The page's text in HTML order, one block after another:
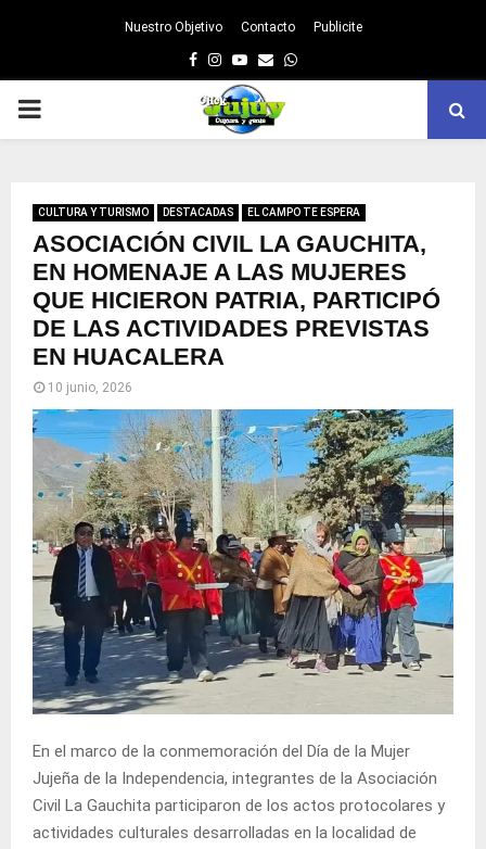
Nuestro Objetivo Contacto Publicite
Facebook
Instagram
Youtube
EmailWhatsapp
PRIMARY
CULTURA Y TURISMO DESTACADAS EL CAMPO TE ESPERA
ASOCIACIÓN CIVIL LA GAUCHITA,
EN HOMENAJE A LAS MUJERES
QUE HICIERON PATRIA, PARTICIPÓ
DE LAS ACTIVIDADES PREVISTAS
EN HUACALERA
10 junio, 2026
En el marco de la conmemoración del Día de la Mujer
Jujeña de la Independencia, integrantes de la Asociación
Civil La Gauchita participaron de los actos protocolares y
actividades culturales desarrolladas en la localidad de